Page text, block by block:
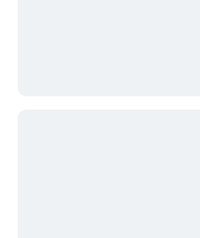
Populárne